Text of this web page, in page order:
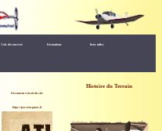
Vols découverte Formations liens utiles
Document extrait du site
https://passion-pmac.fr
Histoire du Terrain